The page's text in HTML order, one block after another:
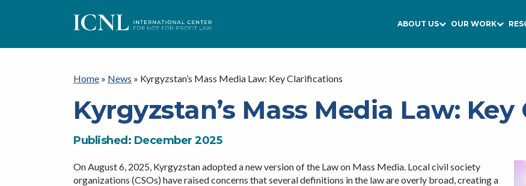
I
C
N
L
ABOUT US OUR WORK
Home » News » Kyrgyzstan’s Mass Media Law: Key Clarifications
Kyrgyzstan’s Mass Media Law:
Published: December 2025
On August 6, 2025, Kyrgyzstan adopted a new version of the Law on Mass Media. Local civil society
organizations (CSOs) have raised concerns that several definitions in the law are overly broad, creating a